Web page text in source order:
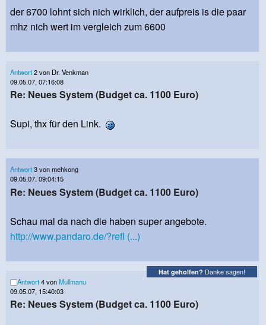
der 6700 lohnt sich nich wirklich, der aufpreis is die paar
mhz nich wert im vergleich zum 6600
Antwort2 von Dr. Venkman
09.05.07, 07:16:08
Re: Neues System (Budget ca. 1100 Euro)
Supi, thx für den Link.
Antwort3 von mehkong
09.05.07, 09:04:15
Re: Neues System (Budget ca. 1100 Euro)
Schau mal da nach die haben super angebote.
http://www.pandaro.de/?refI (...)
Hat geholfen? Danke sagen!
Antwort4 vonMullmanu
09.05.07, 15:40:03
Re: Neues System (Budget ca. 1100 Euro)